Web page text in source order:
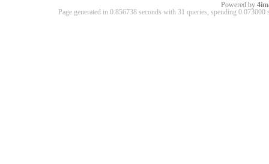
Powered by
Page generated in 0.856738 seconds with 31 queries, spending